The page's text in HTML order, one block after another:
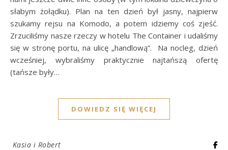
słabym żołądku). Plan na ten dzień był jasny, najpierw
szukamy rejsu na Komodo, a potem idziemy coś zjeść.
Zrzuciliśmy nasze rzeczy w hotelu The Container i udaliśmy
się w stronę portu, na ulicę „handlową”. Na nocleg, dzień
wcześniej, wybraliśmy praktycznie najtańszą ofertę
(tańsze były…
DOWIEDZ SIĘ WIĘCEJ
Kasia i Robert